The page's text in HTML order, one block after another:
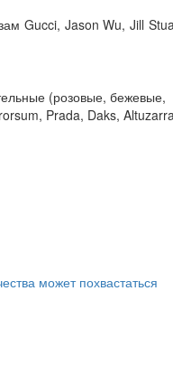
Gucci, Jason Wu, Jill
(розовые, бежевые,
Prada, Daks,
может похвастаться